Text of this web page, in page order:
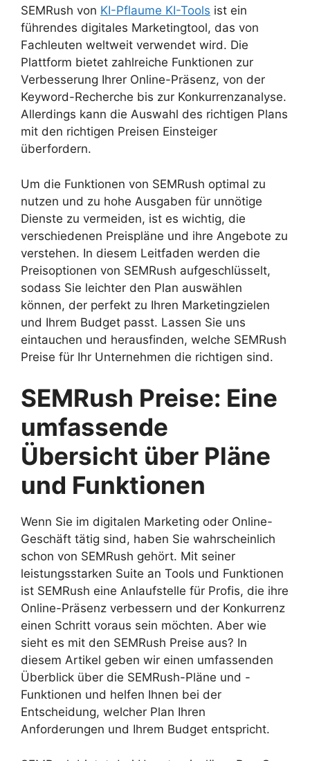
SEMRush von KI-Pflaume KI-Tools ist ein
führendes digitales Marketingtool, das von
Fachleuten weltweit verwendet wird. Die
Plattform bietet zahlreiche Funktionen zur
Verbesserung Ihrer Online-Präsenz, von der
Keyword-Recherche bis zur Konkurrenzanalyse.
Allerdings kann die Auswahl des richtigen Plans
mit den richtigen Preisen Einsteiger
überfordern.
Um die Funktionen von SEMRush optimal zu
nutzen und zu hohe Ausgaben für unnötige
Dienste zu vermeiden, ist es wichtig, die
verschiedenen Preispläne und ihre Angebote zu
verstehen. In diesem Leitfaden werden die
Preisoptionen von SEMRush aufgeschlüsselt,
sodass Sie leichter den Plan auswählen
können, der perfekt zu Ihren Marketingzielen
und Ihrem Budget passt. Lassen Sie uns
eintauchen und herausfinden, welche SEMRush
Preise für Ihr Unternehmen die richtigen sind.
SEMRush Preise: Eine
umfassende
Übersicht über Pläne
und Funktionen
Wenn Sie im digitalen Marketing oder Online-
Geschäft tätig sind, haben Sie wahrscheinlich
schon von SEMRush gehört. Mit seiner
leistungsstarken Suite an Tools und Funktionen
ist SEMRush eine Anlaufstelle für Profis, die ihre
Online-Präsenz verbessern und der Konkurrenz
einen Schritt voraus sein möchten. Aber wie
sieht es mit den SEMRush Preise aus? In
diesem Artikel geben wir einen umfassenden
Überblick über die SEMRush-Pläne und -
Funktionen und helfen Ihnen bei der
Entscheidung, welcher Plan Ihren
Anforderungen und Ihrem Budget entspricht.